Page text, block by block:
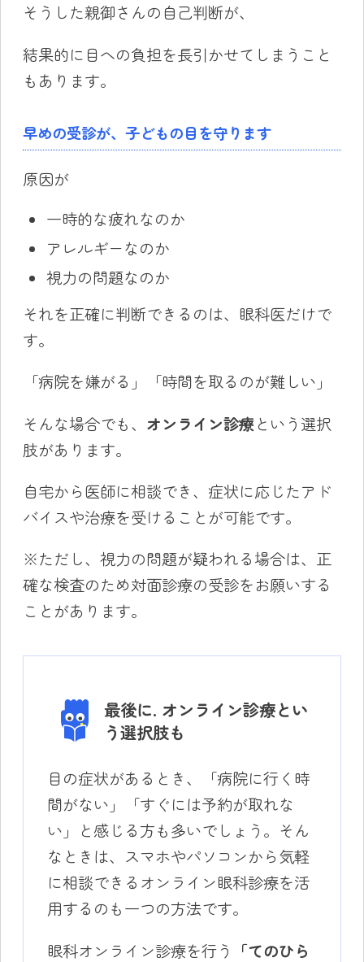
そうした親御さんの自己判断が、
結果的に目への負担を長引かせてしまうこと
もあります。
早めの受診が、子どもの目を守ります
原因が
一時的な疲れなのか
アレルギーなのか
視力の問題なのか
それを正確に判断できるのは、眼科医だけで
す。
「病院を嫌がる」「時間を取るのが難しい」
そんな場合でも、 オンライン診療 という選択
肢があります。
自宅から医師に相談でき、症状に応じたアド
バイスや治療を受けることが可能です。
※ただし、視力の問題が疑われる場合は、正
確な検査のため対面診療の受診をお願いする
ことがあります。
最後に. オンライン診療とい
う選択肢も
目の症状があるとき、「病院に行く時
間がない」「すぐには予約が取れな
い」と感じる方も多いでしょう。そん
なときは、スマホやパソコンから気軽
に相談できるオンライン眼科診療を活
用するのも一つの方法です。
眼科オンライン診療を行う
「てのひら